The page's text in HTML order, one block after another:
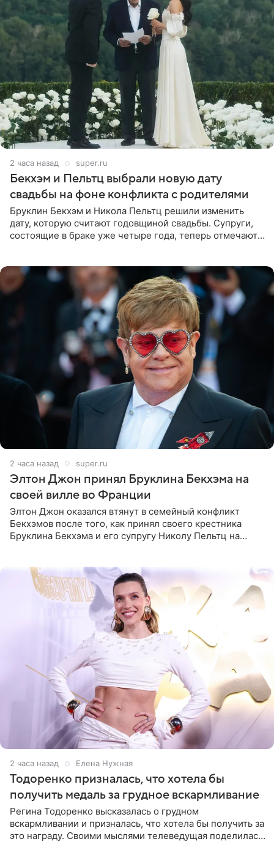
2 часа назад super.ru
Бекхэм и Пельтц выбрали новую дату
свадьбы на фоне конфликта с родителями
Бруклин Бекхэм и Никола Пельтц решили изменить
дату, которую считают годовщиной свадьбы. Супруги,
состоящие в браке уже четыре года, теперь отмечают
2 часа назад super.ru
Элтон Джон принял Бруклина Бекхэма на
своей вилле во Франции
Элтон Джон оказался втянут в семейный конфликт
Бекхэмов после того, как принял своего крестника
Бруклина Бекхэма и его супругу Николу Пельтц на
2 часа назад Елена Нужная
Тодоренко призналась, что хотела бы
получить медаль за грудное вскармливание
Регина Тодоренко высказалась о грудном
вскармливании и призналась, что хотела бы получить за
это награду. Своими мыслями телеведущая поделилась